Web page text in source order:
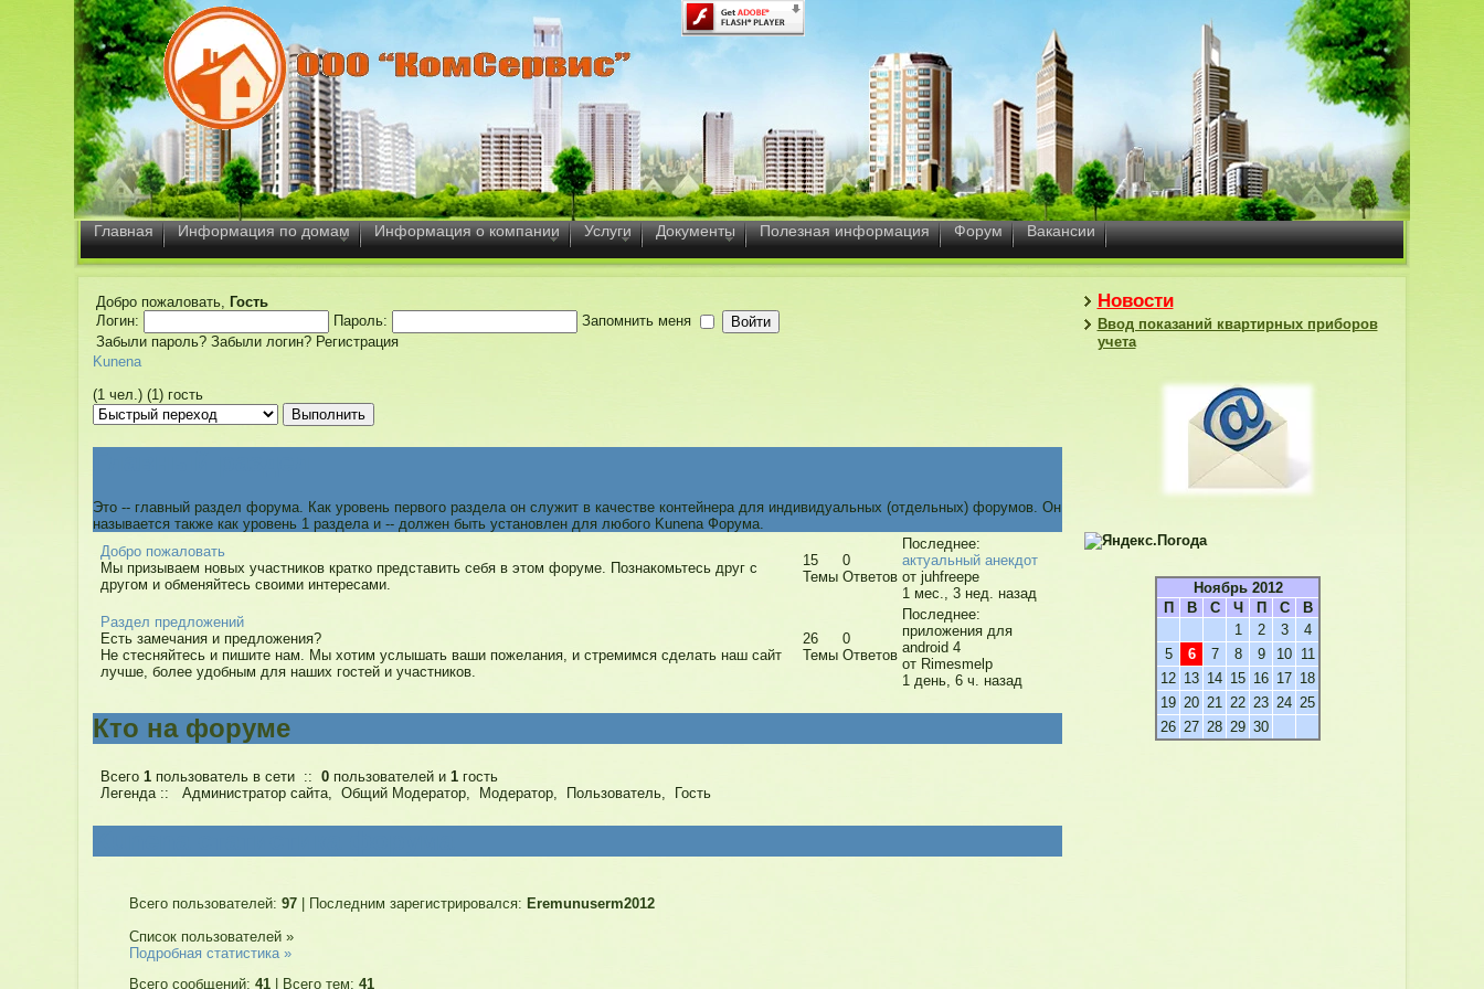
Главная Информация по домам Информация о компании Услуги Документы Полезная информация Форум Вакансии
Добро пожаловать, Гость
Логин:
Пароль:
Запомнить меня
Забыли пароль? Забыли логин? Регистрация
Kunena
(1 чел.) (1) гость
Это -- главный раздел форума. Как уровень первого раздела он служит в качестве контейнера для индивидуальных (отдельных) форумов. Он
называется также как уровень 1 раздела и -- должен быть установлен для любого Kunena Форума.
Добро пожаловать
Мы призываем новых участников кратко представить себя в этом форуме. Познакомьтесь друг с
другом и обменяйтесь своими интересами.
15
Темы
0
Ответов
Последнее:
актуальный анекдот
от juhfreepe
1 мес., 3 нед. назад
Раздел предложений
Есть замечания и предложения?
Не стесняйтесь и пишите нам. Мы хотим услышать ваши пожелания, и стремимся сделать наш сайт
лучше, более удобным для наших гостей и участников.
26
Темы
0
Ответов
Последнее:
приложения для
android 4
от Rimesmelp
1 день, 6 ч. назад
Кто на форуме
Всего1пользователь в сети :: 0пользователей и 1гость
Легенда ::
Администратор сайта, Общий Модератор, Модератор, Пользователь, Гость
Всего пользователей: 97 Последним зарегистрировался: Eremunuserm2012
Список пользователей »
Подробная статистика »
Всего сообщений: 41 Всего тем: 41
Новости
Ввод показаний квартирных приборов
учета
Ноябрь 2012
П
В С Ч П С
В
1
2 3
4
5
6 7 8 9 10 11
12 13 14 15 16 17 18
19 20 21 22 23 24 25
26 27 28 29 30